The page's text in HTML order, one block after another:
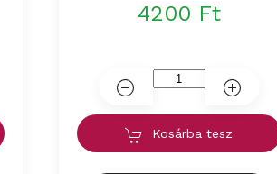
4200 Ft
Kosárba tesz